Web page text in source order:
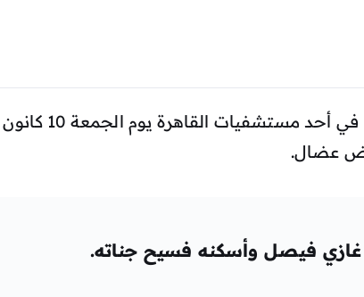
حول سبب موت المذيع غازي فيصل تُوفي في أحد مستشفيات القاهرة يوم الجمعة 10 كانون
غازي فيصل وأسكنه فسيح جناته.